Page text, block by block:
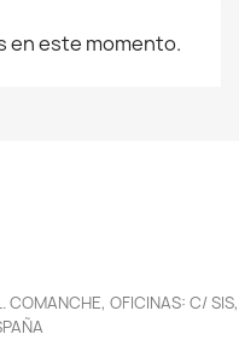
en este momento.
COMANCHE, OFICINAS: C/ SIS,